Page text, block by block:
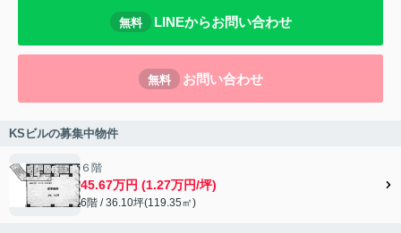
無料 LINEからお問い合わせ
無料 お問い合わせ
KSビルの募集中物件
６階
45.67万円 (1.27万円/坪)
6階 / 36.10坪(119.35㎡)